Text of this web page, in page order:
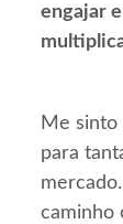
engajar
Me sinto
para
caminho